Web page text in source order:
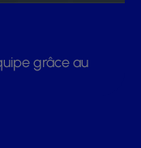
grâce au